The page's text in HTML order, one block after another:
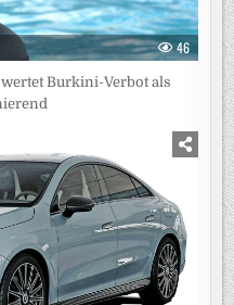
46
Burkini-Verbot als